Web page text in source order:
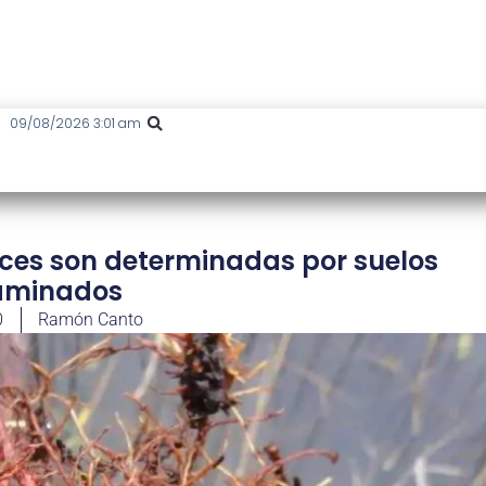
09/08/2026 3:01 am
son determinadas por suelos
Ramón Canto